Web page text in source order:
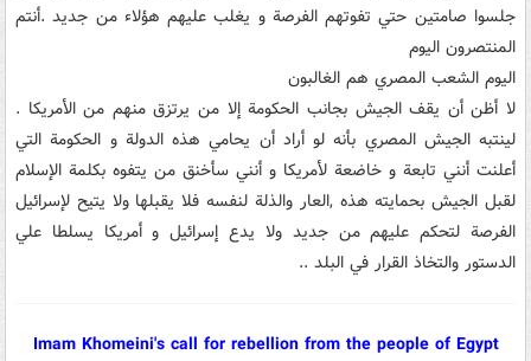
جلسوا صامتين حتي تفوتهم الفرصة و يغلب عليهم هؤلاء من جديد .أنتم
المنتصرون اليوم
اليوم الشعب المصري هم الغالبون
لا أظن أن يقف الجيش بجانب الحکومة إلا من يرتزق منهم من الأمريکا .
لينتبه الجيش المصري بأنه لو أراد أن يحامي هذه الدولة و الحکومة التي
أعلنت أنني تابعة و خاضعة لأمريکا و أنني سأخنق من يتفوه بکلمة الإسلام
لقبل الجيش بحمايته هذه ,العار والذلة لنفسه فلا يقبلها ولا يتيح لإسرائيل
الفرصة لتحکم عليهم من جديد ولا يدع إسرائيل و أمريکا يسلطا علي
الدستور والتخاذ القرار في البلد ..
Imam Khomeini's call for rebellion from the people of Egypt